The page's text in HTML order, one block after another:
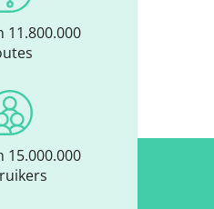
11.800.000
15.000.000